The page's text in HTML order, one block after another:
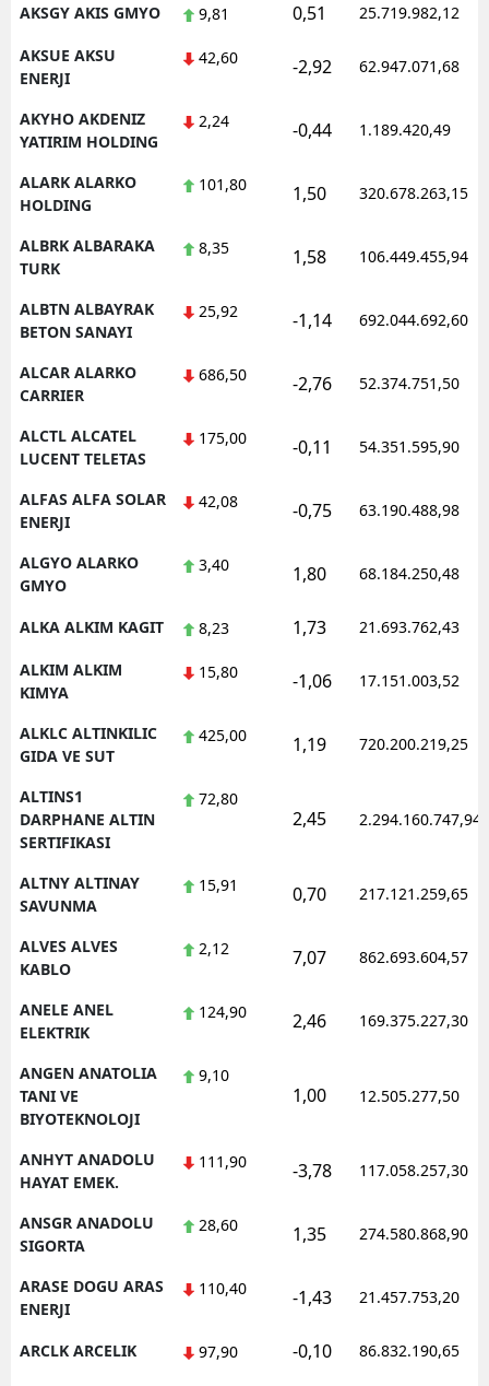
AKSGY AKIS GMYO 9,81 0,51 25.719.982,12
AKSUE AKSU
ENERJI
42,60 -2,92 62.947.071,68
AKYHO AKDENIZ
YATIRIM HOLDING
2,24 -0,44 1.189.420,49
ALARK ALARKO
HOLDING
101,80 1,50 320.678.263,15
ALBRK ALBARAKA
TURK
8,35 1,58 106.449.455,94
ALBTN ALBAYRAK
BETON SANAYI
25,92 -1,14 692.044.692,60
ALCAR ALARKO
CARRIER
686,50 -2,76 52.374.751,50
ALCTL ALCATEL
LUCENT TELETAS
175,00 -0,11 54.351.595,90
ALFAS ALFA SOLAR
ENERJI
42,08 -0,75 63.190.488,98
ALGYO ALARKO
GMYO
3,40 1,80 68.184.250,48
ALKA ALKIM KAGIT 8,23 1,73 21.693.762,43
ALKIM ALKIM
KIMYA
15,80 -1,06 17.151.003,52
ALKLC ALTINKILIC
GIDA VE SUT
425,00 1,19 720.200.219,25
ALTINS1
DARPHANE ALTIN
SERTIFIKASI
72,80
2,45 2.294.160.747,94
ALTNY ALTINAY
SAVUNMA
15,91 0,70 217.121.259,65
ALVES ALVES
KABLO
2,12 7,07 862.693.604,57
ANELE ANEL
ELEKTRIK
124,90 2,46 169.375.227,30
ANGEN ANATOLIA
TANI VE
BIYOTEKNOLOJI
9,10
1,00 12.505.277,50
ANHYT ANADOLU
HAYAT EMEK.
111,90 -3,78 117.058.257,30
ANSGR ANADOLU
SIGORTA
28,60 1,35 274.580.868,90
ARASE DOGU ARAS
ENERJI
110,40 -1,43 21.457.753,20
ARCLK ARCELIK 97,90 -0,10 86.832.190,65